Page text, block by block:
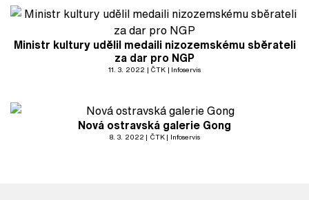
Ministr kultury udělil medaili nizozemskému sběrateli
za dar pro NGP
11. 3. 2022 ČTK Infoservis
Nová ostravská galerie Gong
8. 3. 2022 ČTK Infoservis